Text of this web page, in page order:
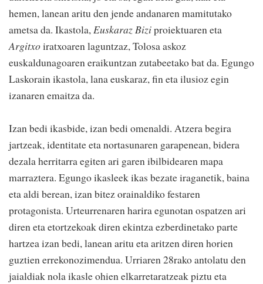
hemen, lanean aritu den jende andanaren mamitutako
ametsa da. Ikastola,Euskaraz Biziproiektuaren eta
Argitxoiratxoaren laguntzaz, Tolosa askoz
euskaldunagoaren eraikuntzan zutabeetako bat da. Egungo
Laskorain ikastola, lana euskaraz, fin eta ilusioz egin
izanaren emaitza da.
Izan bedi ikasbide, izan bedi omenaldi. Atzera begira
jartzeak, identitate eta nortasunaren garapenean, bidera
dezala herritarra egiten ari garen ibilbidearen mapa
marraztera. Egungo ikasleek ikas bezate iraganetik, baina
eta aldi berean, izan bitez orainaldiko festaren
protagonista. Urteurrenaren harira egunotan ospatzen ari
diren eta etortzekoak diren ekintza ezberdinetako parte
hartzea izan bedi, lanean aritu eta aritzen diren horien
guztien errekonozimendua. Urriaren 28rako antolatu den
jaialdiak nola ikasle ohien elkarretaratzeak piztu eta